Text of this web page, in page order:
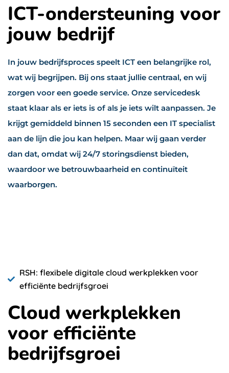
ICT-ondersteuning voor
jouw bedrijf
In jouw bedrijfsproces speelt ICT een belangrijke rol,
wat wij begrijpen. Bij ons staat jullie centraal, en wij
zorgen voor een goede service. Onze servicedesk
staat klaar als er iets is of als je iets wilt aanpassen. Je
krijgt gemiddeld binnen 15 seconden een IT specialist
aan de lijn die jou kan helpen. Maar wij gaan verder
dan dat, omdat wij 24/7 storingsdienst bieden,
waardoor we betrouwbaarheid en continuïteit
waarborgen.
RSH: flexibele digitale cloud werkplekken voor
efficiënte bedrijfsgroei
Cloud werkplekken
voor efficiënte
bedrijfsgroei